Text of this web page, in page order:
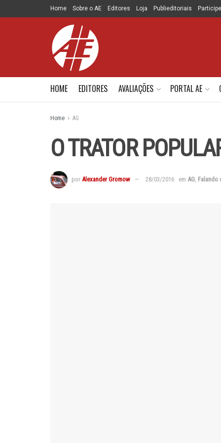
Home Sobre o AE Editores Loja Publieditoriais
HOME EDITORES AVALIAÇÕES PORTAL AE
Home AG
O TRATOR
por Alexander Gromow 28/03/2016 em AG, Falando